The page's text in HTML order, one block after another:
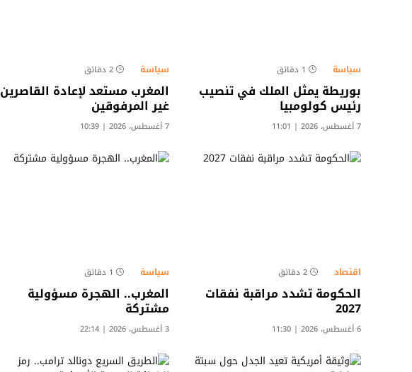
سياسة 1 دقائق
بوريطة يمثل الملك في تنصيب
رئيس كولومبيا
7 أغسطس، 2026 | 11:01
سياسة 2 دقائق
المغرب مستعد لإعادة القاصرين
غير المرفوقين
7 أغسطس، 2026 | 10:39
اقتصاد 2 دقائق
الحكومة تشدد مراقبة نفقات
2027
6 أغسطس، 2026 | 11:30
سياسة 1 دقائق
المغرب.. الهجرة مسؤولية
مشتركة
3 أغسطس، 2026 | 22:14